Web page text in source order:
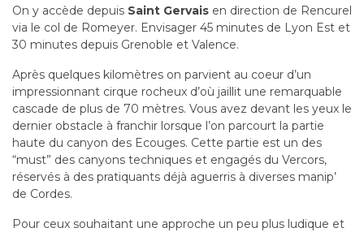
On y accède depuis Saint Gervais en direction de Rencurel
via le col de Romeyer. Envisager 45 minutes de Lyon Est et
30 minutes depuis Grenoble et Valence.
Après quelques kilomètres on parvient au coeur d’un
impressionnant cirque rocheux d’où jaillit une remarquable
cascade de plus de 70 mètres. Vous avez devant les yeux le
dernier obstacle à franchir lorsque l’on parcourt la partie
haute du canyon des Ecouges. Cette partie est un des
“must” des canyons techniques et engagés du Vercors,
réservés à des pratiquants déjà aguerris à diverses manip’
de Cordes.
Pour ceux souhaitant une approche un peu plus ludique et